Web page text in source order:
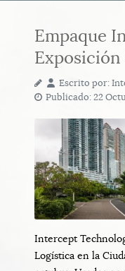
Empaque
Escrito por:
Publicado: 22
Intercept
Logística en la